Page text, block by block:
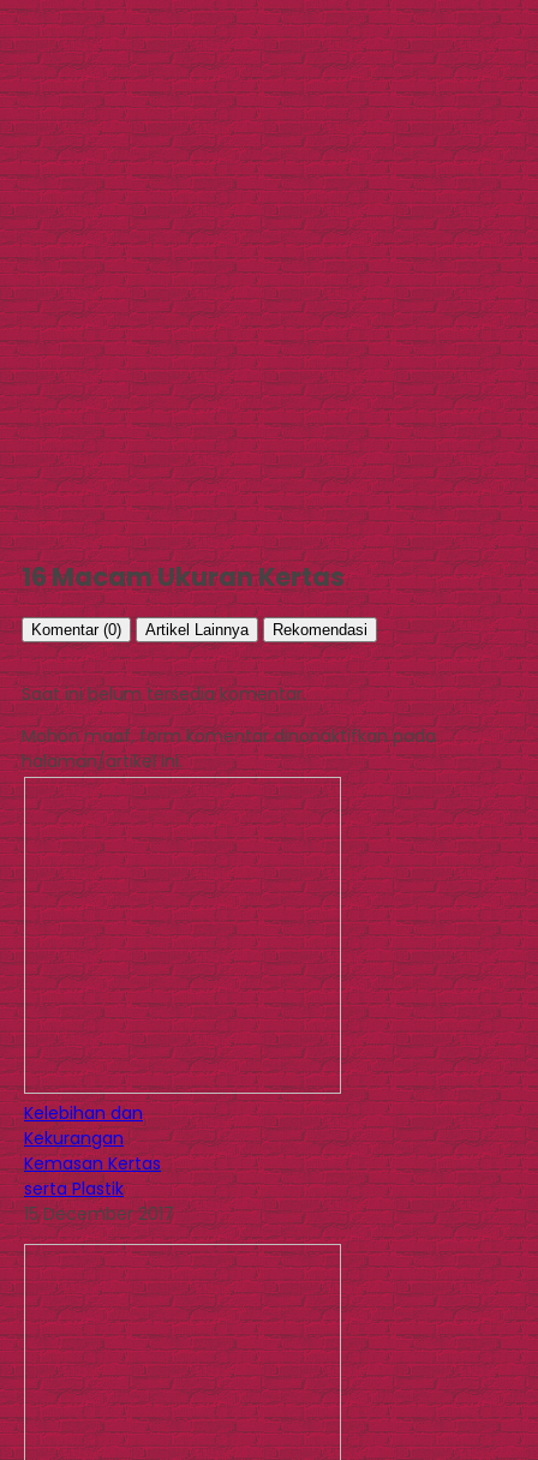
16 Macam Ukuran Kertas
Komentar (0) Artikel Lainnya Rekomendasi
Saat ini belum tersedia komentar.
Mohon maaf, form komentar dinonaktifkan pada
halaman/artikel ini.
Kelebihan dan
Kekurangan
Kemasan Kertas
serta Plastik
15 December 2017